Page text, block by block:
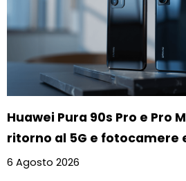
Huawei Pura 90s Pro e Pro
ritorno al 5G e fotocamere
6 Agosto 2026